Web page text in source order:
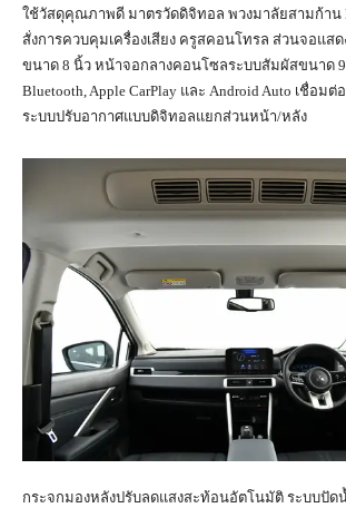
ใช้วัสดุคุณภาพดี มาตรวัดดิจิทอล พวงมาลัยสามก้าน
สั่งการควบคุมเครื่องเสียง ครูสคอนโทรล ส่วนจอแส
ขนาด 8 นิ้ว หน้าจอกลางคอนโซลระบบสัมผัสขนาด 9
Bluetooth, Apple CarPlay และ Android Auto เชื่อม
ระบบปรับอากาศแบบดิจิทอลแยกส่วนหน้า/หลัง
กระจกมองหลังปรับลดแสงสะท้อนอัตโนมัติ ระบบปั